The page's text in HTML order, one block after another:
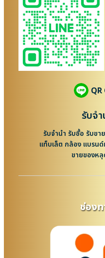
QR
รับจํ
รับจำนำ รับซื้อ รับข
แท็บเล็ต กล้อง แบรนด์
ขายของห
ช่อง